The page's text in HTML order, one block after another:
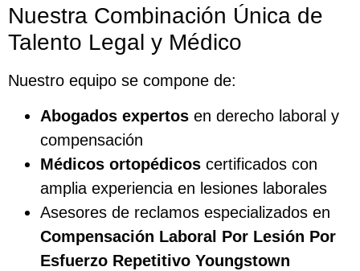
Nuestra Combinación Única de
Talento Legal y Médico
Nuestro equipo se compone de:
Abogados expertos en derecho laboral y
compensación
Médicos ortopédicos certificados con
amplia experiencia en lesiones laborales
Asesores de reclamos especializados en
Compensación Laboral Por Lesión Por
Esfuerzo Repetitivo Youngstown